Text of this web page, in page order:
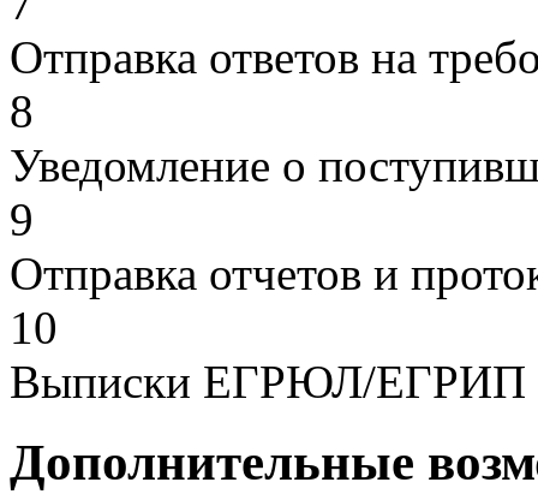
Отправка ответов на
8
Уведомление о
9
Отправка отчетов и
10
Выписки ЕГРЮЛ/ЕГРИП
Дополнительные